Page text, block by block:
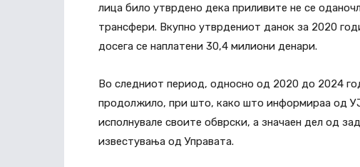
лица било утврдено дека приливите не се
трансфери. Вкупно утврдениот данок за 2020
досега се наплатени 30,4 милиони денари.
Во следниот период, односно од 2020 до 2024
продолжило, при што, како што информираа од
исполнувале своите обврски, а значаен дел од
известувања од Управата.